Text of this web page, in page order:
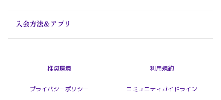
入会方法＆アプリ
推奨環境 利用規約
プライバシーポリシー コミュニティガイドライン